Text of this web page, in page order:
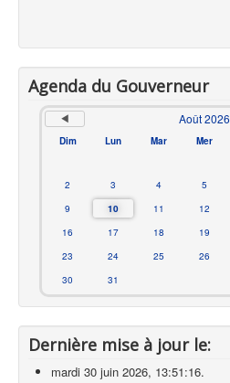
Agenda du Gouverneur
Août 2026
Dim Lun Mar Mer
2
3 4 5
9
10 11 12
16
17 18 19
23
24 25 26
30
31
Dernière mise à jour le:
mardi 30 juin 2026, 13:51:16.